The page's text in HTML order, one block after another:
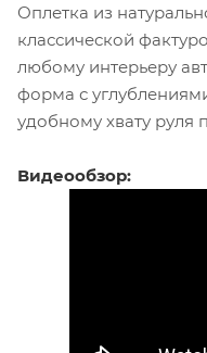
Оплетка из
классической
любому интерьеру
форма с
удобному хвату
Видеообзор: